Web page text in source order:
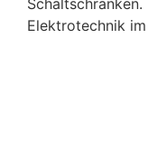
Elektrotechnik